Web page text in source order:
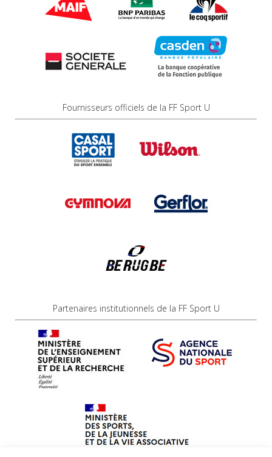
Fournisseurs officiels de la FF Sport U
Partenaires institutionnels de la FF Sport U